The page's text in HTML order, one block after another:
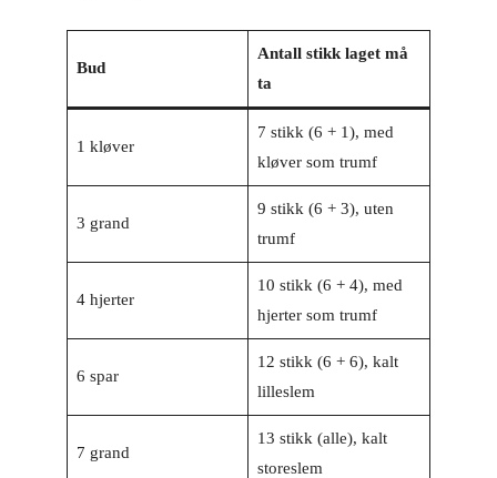
Bud
Antall stikk laget må
ta
1 kløver
7 stikk (6 + 1), med
kløver som trumf
3 grand
9 stikk (6 + 3), uten
trumf
4 hjerter
10 stikk (6 + 4), med
hjerter som trumf
6 spar
12 stikk (6 + 6), kalt
lilleslem
7 grand
13 stikk (alle), kalt
storeslem